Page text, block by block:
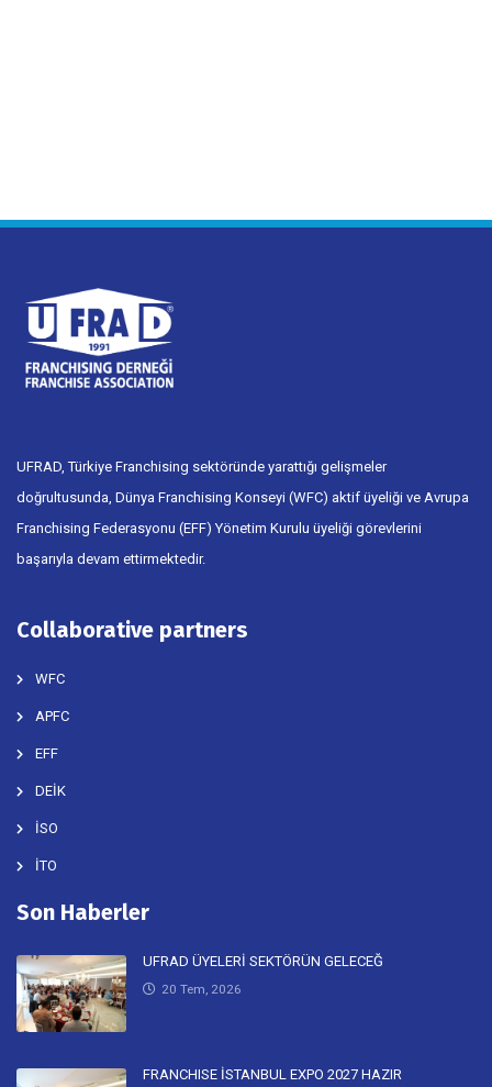
UFRAD, Türkiye Franchising sektöründe yarattığı gelişmeler
doğrultusunda, Dünya Franchising Konseyi (WFC) aktif üyeliği ve Avrupa
Franchising Federasyonu (EFF) Yönetim Kurulu üyeliği görevlerini
başarıyla devam ettirmektedir.
Collaborative partners
WFC
APFC
EFF
DEİK
İSO
İTO
Son Haberler
UFRAD ÜYELERİ SEKTÖRÜN GELECEĞ
20 Tem, 2026
FRANCHISE İSTANBUL EXPO 2027 HAZIR